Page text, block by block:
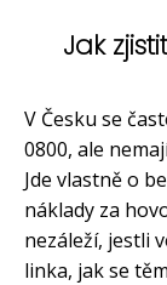
Jak
V Česku se
0800, ale
Jde vlastně o
náklady za
nezáleží, jestli
linka, jak se